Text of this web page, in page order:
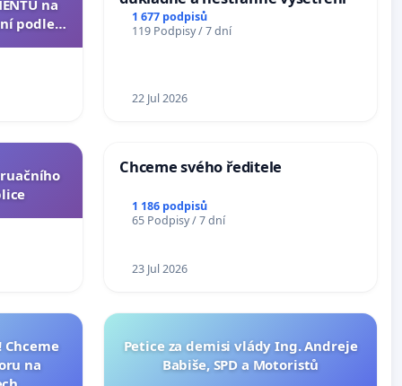
na
podle §
ústavní
1 677 podpisů
119 Podpisy / 7 dní
22 Jul 2026
Chceme svého ředitele
1 186 podpisů
65 Podpisy / 7 dní
23 Jul 2026
Chceme
na
Petice za demisi vlády Ing. Andreje
Babiše, SPD a Motoristů